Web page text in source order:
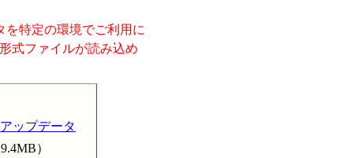
を特定の環境でご利用に
式ファイルが読み込め
ップデータ
）